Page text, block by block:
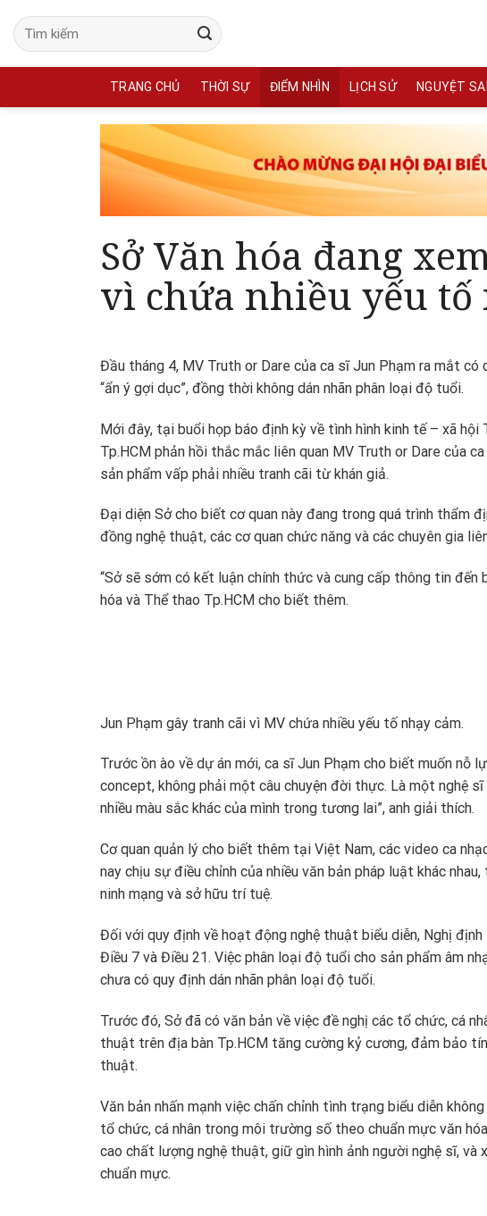
content
TRANG CHỦ THỜI SỰ ĐIỂM NHÌN LỊCH SỬ NGUYỆT
Sở Văn hóa đang
vì chứa nhiều yếu tố
Đầu tháng 4, MV Truth or Dare của ca sĩ Jun Phạm ra mắt
“ẩn ý gợi dục”, đồng thời không dán nhãn phân loại độ tuổi.
Mới đây, tại buổi họp báo định kỳ về tình hình kinh tế – xã hội
Tp.HCM phản hồi thắc mắc liên quan MV Truth or Dare của
sản phẩm vấp phải nhiều tranh cãi từ khán giả.
Đại diện Sở cho biết cơ quan này đang trong quá trình thẩm
đồng nghệ thuật, các cơ quan chức năng và các chuyên gia
“Sở sẽ sớm có kết luận chính thức và cung cấp thông tin
hóa và Thể thao Tp.HCM cho biết thêm.
Jun Phạm gây tranh cãi vì MV chứa nhiều yếu tố nhạy cảm.
Trước ồn ào về dự án mới, ca sĩ Jun Phạm cho biết muốn nỗ
concept, không phải một câu chuyện đời thực. Là một nghệ
nhiều màu sắc khác của mình trong tương lai”, anh giải thích.
Cơ quan quản lý cho biết thêm tại Việt Nam, các video ca
nay chịu sự điều chỉnh của nhiều văn bản pháp luật khác
ninh mạng và sở hữu trí tuệ.
Đối với quy định về hoạt động nghệ thuật biểu diễn, Nghị
Điều 7 và Điều 21. Việc phân loại độ tuổi cho sản phẩm âm
chưa có quy định dán nhãn phân loại độ tuổi.
Trước đó, Sở đã có văn bản về việc đề nghị các tổ chức, cá
thuật trên địa bàn Tp.HCM tăng cường kỷ cương, đảm bảo
thuật.
Văn bản nhấn mạnh việc chấn chỉnh tình trạng biểu diễn
tổ chức, cá nhân trong môi trường số theo chuẩn mực văn
cao chất lượng nghệ thuật, giữ gìn hình ảnh người nghệ sĩ, và
chuẩn mực.